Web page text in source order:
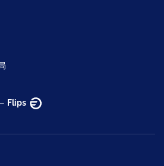
Flips